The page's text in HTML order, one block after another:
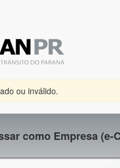
ou inválido.
como Empresa (e-